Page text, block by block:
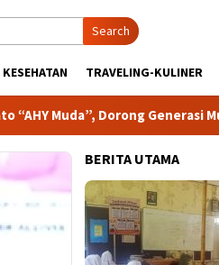
Search
KESEHATAN TRAVELING-KULINER
Generasi Muda Berani
BERITA UTAMA